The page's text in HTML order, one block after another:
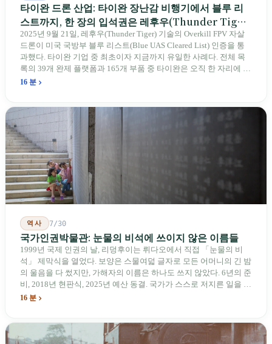
타이완 드론 산업: 타이완 장난감 비행기에서 블루 리
스트까지, 한 장의 입석권은 레후우(Thunder Tiger)
에게
2025년 9월 21일, 레후우(Thunder Tiger) 기술의 Overkill FPV 자살
드론이 미국 국방부 블루 리스트(Blue UAS Cleared List) 인증을 통
과했다. 타이완 기업 중 최초이자 지금까지 유일한 사례다. 전체 목
록의 39개 완제 플랫폼과 165개 부품 중 타이완은 오직 한 자리에 불
과하다. 2026년 4월, 미국 양당 소속 상원의원 4명이 《타이완을 위
를 드러낸다: 타이완의 진입이 너무 느려 미국 스스로가 입법을 통해
장벽을 낮춰야 한다는 점이다. 타이완에서 46년간 원격 조종 장난감
비행기를 만들어 온 한 회사가 오하이오주에 두 번째 공장을 건설할
계획을 세우고 있다.
16 분
역사 7/30
국가인권박물관: 눈물의 비석에 쓰이지 않은 이름들
1999년 국제 인권의 날, 리덩후이는 뤼다오에서 직접 「눈물의 비
석」 제막식을 열었다. 보양은 스물여덟 글자로 모든 어머니의 긴 밤
의 울음을 다 썼지만, 가해자의 이름은 하나도 쓰지 않았다. 6년의 준
비, 2018년 현판식, 2025년 예산 동결. 국가가 스스로 저지른 일을 기
념하기 위해 스스로 세운 박물관. 계엄 해제 39년 동안 사법 재판을
16 분